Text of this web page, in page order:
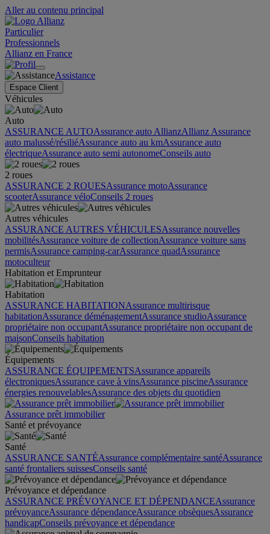
Aller au contenu principal
Particulier
Professionnels
Allianz en France
Assistance
Espace Client
Véhicules
Auto
ASSURANCE AUTOAssurance auto AllianzAllianz Assurance
auto malussé/résiliéAssurance auto au kmAssurance auto
électriqueAssurance auto semi autonomeConseils auto
2 roues
ASSURANCE 2 ROUESAssurance motoAssurance
scooterAssurance véloConseils 2 roues
Autres véhicules
ASSURANCE AUTRES VÉHICULESAssurance nouvelles
mobilitésAssurance voiture de collectionAssurance voiture sans
permisAssurance camping-carAssurance quadAssurance
motoculteur
Habitation et Emprunteur
Habitation
ASSURANCE HABITATIONAssurance multirisque
habitationAssurance déménagementAssurance studioAssurance
propriétaire non occupantAssurance propriétaire non occupant de
maisonConseils habitation
Équipements
ASSURANCE ÉQUIPEMENTSAssurance appareils
électroniquesAssurance cave à vinsAssurance piscineAssurance
énergies renouvelablesAssurance des objets du quotidien
Assurance prêt immobilier
Santé et prévoyance
Santé
ASSURANCE SANTÉAssurance complémentaire santéAssurance
santé frontaliers suissesConseils santé
Prévoyance et dépendance
ASSURANCE PRÉVOYANCE ET DÉPENDANCEAssurance
prévoyanceAssurance dépendanceAssurance obsèquesAssurance
handicapConseils prévoyance et dépendance